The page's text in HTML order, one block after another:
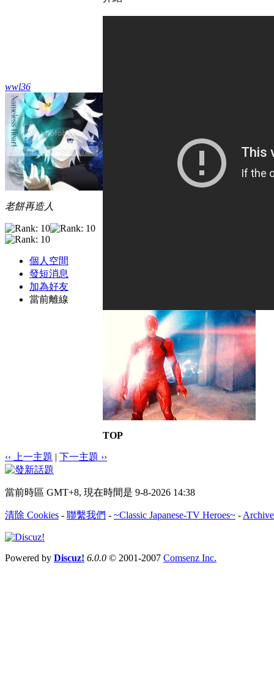
wwl36
老餅再造人
個人空間
發短消息
加為好友
當前離線
TOP
‹‹ 上一主題 | 下一主題 ››
當前時區 GMT+8, 現在時間是 9-8-2026 14:38
清除 Cookies - 聯繫我們 - ~Classic Japanese-TV Heroes~ -
Powered by Discuz! 6.0.0 © 2001-2007 Comsenz Inc.